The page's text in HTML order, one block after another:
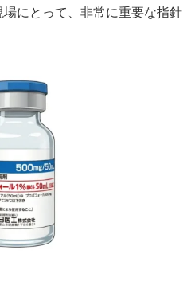
にとって、非常に重要な指針